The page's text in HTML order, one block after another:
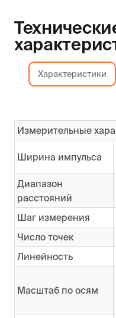
Характеристики
Измерительные
Ширина импульса
Диапазон
расстояний
Шаг измерения
Число точек
Линейность
Масштаб по осям